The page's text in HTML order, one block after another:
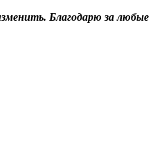
Благодарю за любые